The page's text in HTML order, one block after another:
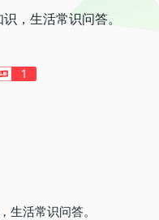
，生活常识问答。
1
生活常识问答。